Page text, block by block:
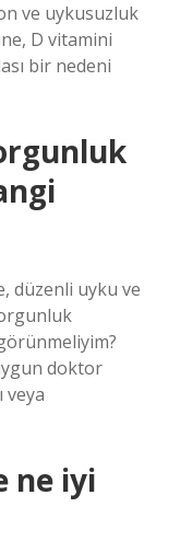
ve uykusuzluk
D vitamini
bir nedeni
düzenli uyku ve
doktor
veya
ne iyi